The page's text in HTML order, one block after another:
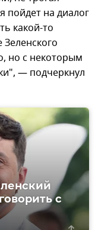
пойдет на диалог
какой-то
но с некоторым
— подчеркнул
с